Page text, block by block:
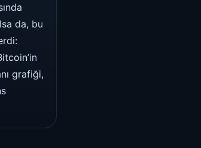
da, bu
grafiği,